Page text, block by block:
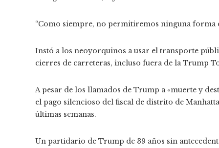
“Como siempre, no permitiremos ninguna forma
Instó a los neoyorquinos a usar el transporte
cierres de carreteras, incluso fuera de la Trump
A pesar de los llamados de Trump a «muerte y
el pago silencioso del fiscal de distrito de
últimas semanas.
Un partidario de Trump de 39 años sin